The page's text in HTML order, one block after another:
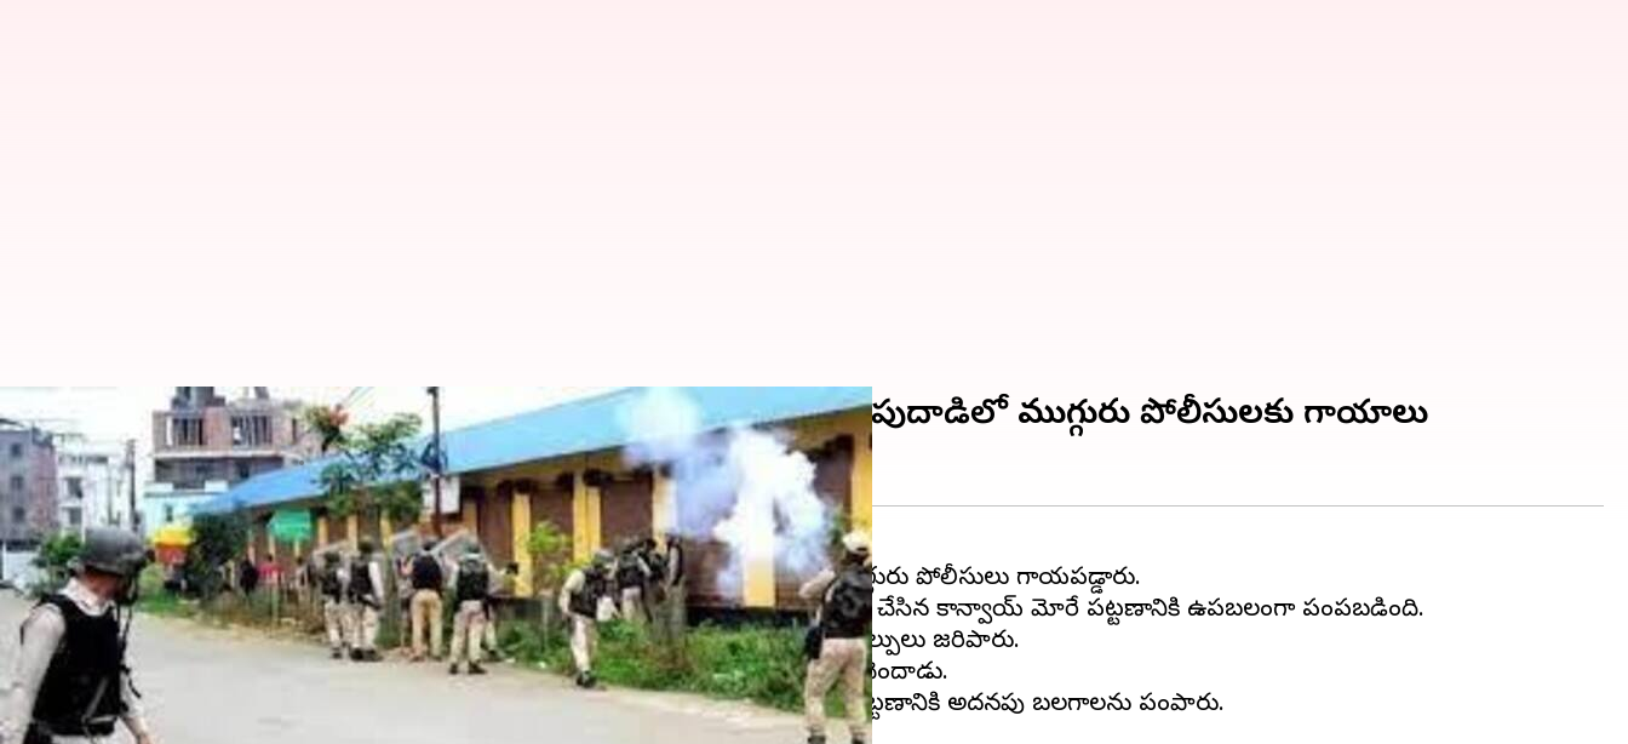
Manipur Violence: మోరేకు మణిపూర్ పోలీసుల బృందం.. మెరుపుదాడిలో ముగ్గురు పోలీసులకు గాయాలు
వ్రాసిన వారు Sirish Praharaju Nov 01, 2023 08:43 am
ఈ వార్తాకథనం ఏంటి
మణిపూర్పోలీసు బృందాలపై మంగళవారం సాయుధ వ్యక్తులు మెరుపుదాడి చేయడంతో ముగ్గురు పోలీసులు గాయపడ్డారు.
సబ్-డివిజనల్ పోలీస్ ఆఫీసర్ (SDPO) చింగ్తం ఆనంద్ కుమార్ హత్య తర్వాత మెరుపుదాడి చేసిన కాన్వాయ్ మోరే పట్టణానికి ఉపబలంగా పంపబడింది.
మణిపూర్‌లోని తెంగ్నౌపాల్ జిల్లాలోని మోరే వద్ద మోరే SDPO చింగ్తం ఆనంద్‌పై దుండగులు కాల్పులు జరిపారు.
ఆయనను హుటాహుటిన ప్రాథమిక ఆరోగ్య కేంద్రానికి తరలించగా చికిత్స పొందుతూ మృతి చెందాడు.